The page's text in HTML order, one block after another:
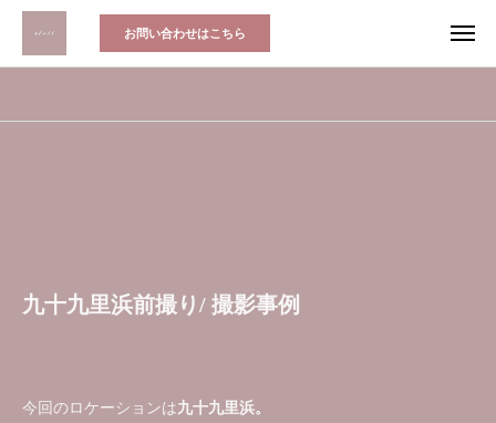
お問い合わせはこちら
九十九里浜前撮り/ 撮影事例
今回のロケーションは九十九里浜。